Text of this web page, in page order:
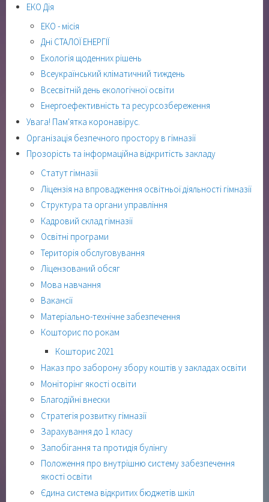
ЕКО Дія
ЕКО - місія
Дні СТАЛОЇ ЕНЕРГІЇ
Екологія щоденних рішень
Всеукраїнський кліматичний тиждень
Всесвітній день екологічної освіти
Енергоефективність та ресурсозбереження
Увага! Пам'ятка коронавірус.
Організація безпечного простору в гімназії
Прозорість та інформаційна відкритість закладу
Статут гімназії
Ліцензія на впровадження освітньої діяльності гімназії
Структура та органи управління
Кадровий склад гімназії
Освітні програми
Територія обслуговування
Ліцензований обсяг
Мова навчання
Вакансії
Матеріально-технічне забезпечення
Кошторис по рокам
Кошторис 2021
Наказ про заборону збору коштів у закладах освіти
Моніторінг якості освіти
Благодійні внески
Стратегія розвитку гімназії
Зарахування до 1 класу
Запобігання та протидія булінгу
Положення про внутрішню систему забезпечення
якості освіти
Єдина система відкритих бюджетів шкіл